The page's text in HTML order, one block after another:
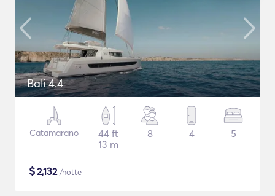
Bali 4.4
Catamarano
44 ft
13 m
8 4 5
$2,132/notte